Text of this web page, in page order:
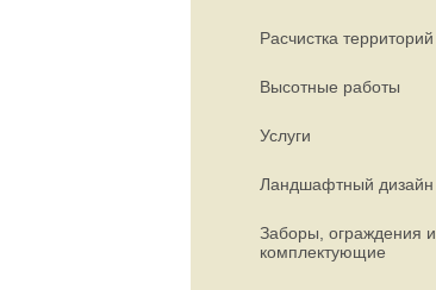
Расчистка территорий
Высотные работы
Услуги
Ландшафтный дизайн
Заборы, ограждения и
комплектующие